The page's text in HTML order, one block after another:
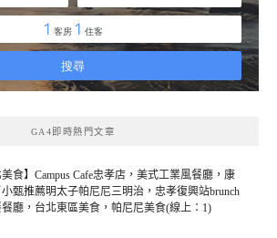
GA4即時熱門文章
美食】Campus Cafe忠孝店，美式工業風餐廳，康
甄推薦明太子帕尼尼三明治，忠孝復興站brunch
廳，台北東區美食，帕尼尼美食(線上：1)